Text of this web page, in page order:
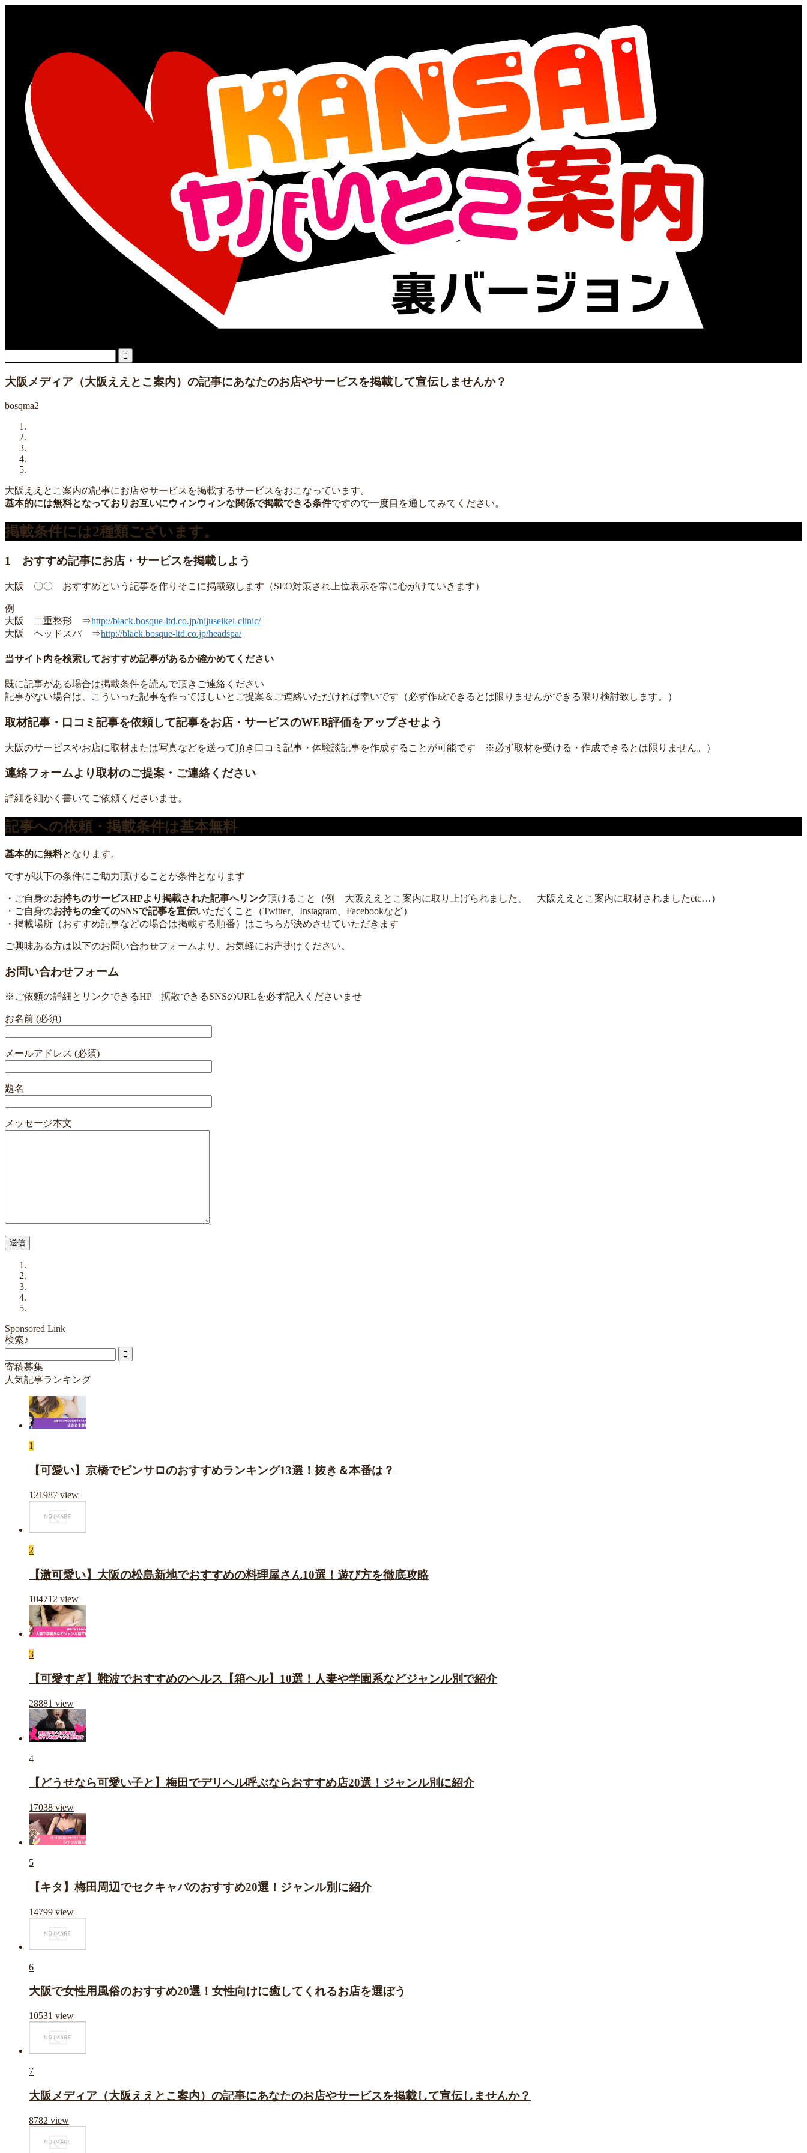
大阪メディア（大阪ええとこ案内）の記事にあなたのお店やサービスを掲載して宣伝しませんか？
bosqma2
大阪ええとこ案内の記事にお店やサービスを掲載するサービスをおこなっています。
基本的には無料となっておりお互いにウィンウィンな関係で掲載できる条件ですので一度目を通してみてください。
掲載条件には2種類ございます。
1 おすすめ記事にお店・サービスを掲載しよう
大阪 〇〇 おすすめという記事を作りそこに掲載致します（SEO対策され上位表示を常に心がけていきます）
例
大阪 二重整形 ⇒http://black.bosque-ltd.co.jp/nijuseikei-clinic/
大阪 ヘッドスパ ⇒http://black.bosque-ltd.co.jp/headspa/
当サイト内を検索しておすすめ記事があるか確かめてください
既に記事がある場合は掲載条件を読んで頂きご連絡ください
記事がない場合は、こういった記事を作ってほしいとご提案＆ご連絡いただければ幸いです（必ず作成できるとは限りませんができる限り検討致します。）
取材記事・口コミ記事を依頼して記事をお店・サービスのWEB評価をアップさせよう
大阪のサービスやお店に取材または写真などを送って頂き口コミ記事・体験談記事を作成することが可能です ※必ず取材を受ける・作成できるとは限りません。）
連絡フォームより取材のご提案・ご連絡ください
詳細を細かく書いてご依頼くださいませ。
記事への依頼・掲載条件は基本無料
基本的に無料となります。
ですが以下の条件にご助力頂けることが条件となります
・ご自身のお持ちのサービスHPより掲載された記事へリンク頂けること（例 大阪ええとこ案内に取り上げられました、 大阪ええとこ案内に取材されましたetc…）
・ご自身のお持ちの全てのSNSで記事を宣伝いただくこと（Twitter、Instagram、Facebookなど）
・掲載場所（おすすめ記事などの場合は掲載する順番）はこちらが決めさせていただきます
ご興味ある方は以下のお問い合わせフォームより、お気軽にお声掛けください。
お問い合わせフォーム
※ご依頼の詳細とリンクできるHP 拡散できるSNSのURLを必ず記入くださいませ
お名前 (必須)
メールアドレス (必須)
題名
メッセージ本文
Sponsored Link
検索♪
寄稿募集
人気記事ランキング
1
【可愛い】京橋でピンサロのおすすめランキング13選！抜き＆本番は？
121987 view
2
【激可愛い】大阪の松島新地でおすすめの料理屋さん10選！遊び方を徹底攻略
104712 view
3
【可愛すぎ】難波でおすすめのヘルス【箱ヘル】10選！人妻や学園系などジャンル別で紹介
28881 view
4
【どうせなら可愛い子と】梅田でデリヘル呼ぶならおすすめ店20選！ジャンル別に紹介
17038 view
5
【キタ】梅田周辺でセクキャバのおすすめ20選！ジャンル別に紹介
14799 view
6
大阪で女性用風俗のおすすめ20選！女性向けに癒してくれるお店を選ぼう
10531 view
7
大阪メディア（大阪ええとこ案内）の記事にあなたのお店やサービスを掲載して宣伝しませんか？
8782 view